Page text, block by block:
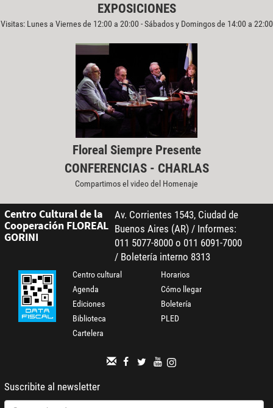
EXPOSICIONES
Visitas: Lunes a Viernes de 12:00 a 20:00 - Sábados y Domingos de 14:00 a 22:00
Floreal Siempre Presente
CONFERENCIAS - CHARLAS
Compartimos el video del Homenaje
Centro Cultural de la
Cooperación FLOREAL
GORINI
Av. Corrientes 1543, Ciudad de
Buenos Aires (AR) / Informes:
011 5077-8000 o 011 6091-7000
/ Boletería interno 8313
Centro cultural
Agenda
Ediciones
Biblioteca
Cartelera
Horarios
Cómo llegar
Boletería
PLED
Suscribite al newsletter